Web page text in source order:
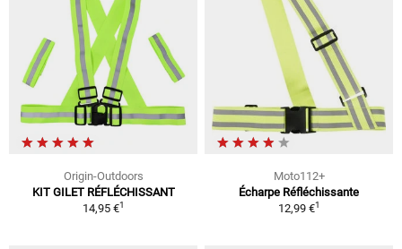
Origin-Outdoors
KIT GILET RÉFLÉCHISSANT
14,95 €1
Moto112+
Écharpe Réfléchissante
12,99 €1